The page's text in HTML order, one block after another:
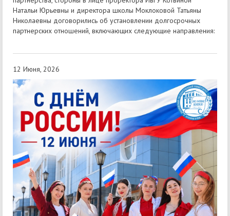
Натальи Юрьевны и директора школы Моклоковой Татьяны
Николаевны договорились об установлении долгосрочных
партнерских отношений, включающих следующие направления:
12 Июня, 2026